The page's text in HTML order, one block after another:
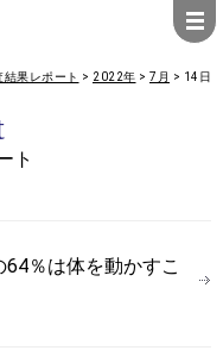
結果レポート > 2022年 > 7月 > 14日
ト
64％は体を動かすこ